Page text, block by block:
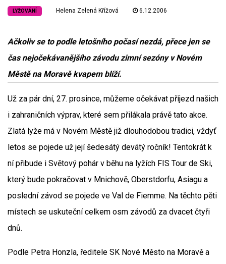
LYŽOVÁNÍ Helena Zelená Křížová 6.12.2006
Ačkoliv se to podle letošního počasí nezdá, přece jen se
čas nejočekávanějšího závodu zimní sezóny v Novém
Městě na Moravě kvapem blíží.
Už za pár dní, 27. prosince, můžeme očekávat příjezd našich
i zahraničních výprav, které sem přilákala právě tato akce.
Zlatá lyže má v Novém Městě již dlouhodobou tradici, vždyť
letos se pojede už její šedesátý devátý ročník! Tentokrát k
ní přibude i Světový pohár v běhu na lyžích FIS Tour de Ski,
který bude pokračovat v Mnichově, Oberstdorfu, Asiagu a
poslední závod se pojede ve Val de Fiemme. Na těchto pěti
místech se uskuteční celkem osm závodů za dvacet čtyři
dnů.
Podle Petra Honzla, ředitele SK Nové Město na Moravě a